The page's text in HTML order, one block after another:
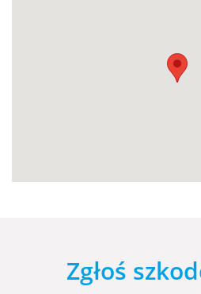
Zgłoś